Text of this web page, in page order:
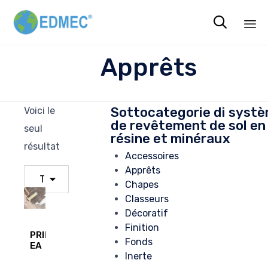

Apprêts
Sottocategorie di
de revêtement de sol en
résine et minéraux
Accessoires
Apprêts
Chapes
Classeurs
Décoratif
Finition
Fonds
Inerte
Voici le
seul
résultat
PRIMER
EA